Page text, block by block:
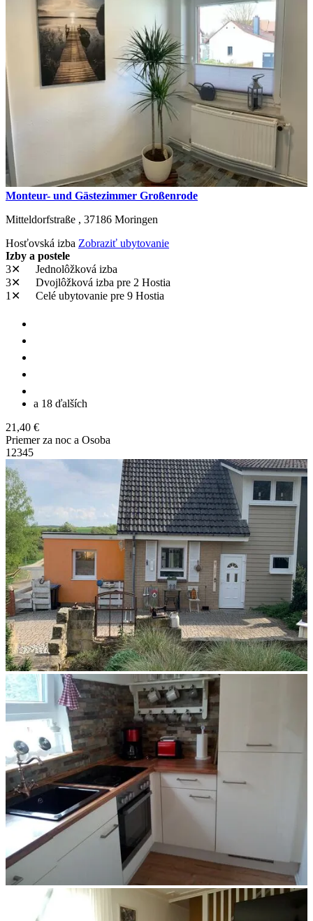
Monteur- und Gästezimmer Großenrode
Mitteldorfstraße , 37186 Moringen
Hosťovská izba Zobraziť ubytovanie
Izby a postele
3✕
Jednolôžková izba
3✕
Dvojlôžková izba pre 2 Hostia
1✕
Celé ubytovanie pre 9 Hostia
a 18 ďalších
21,40 €
Priemer za noc a Osoba
1 2345